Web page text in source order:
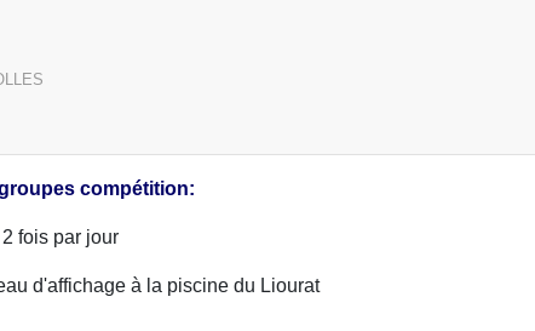
compétition:
2 fois par jour
d'affichage à la piscine du Liourat